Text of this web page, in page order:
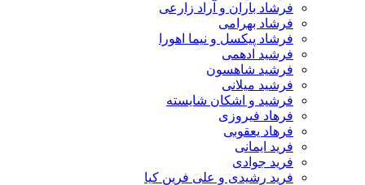
فرشاد باران و آراد زارعی
فرشاد بهرامی
فرشاد پیکسل و نیما اهورا
فرشید ادهمی
فرشید شاهسون
فرشید میلانی
فرشید و اشکان شایسته
فرهاد فیروزی
فرهاد یعقوبی
فرید ایمانی
فرید جوادی
فرید رشیدی و علی فرین کیا